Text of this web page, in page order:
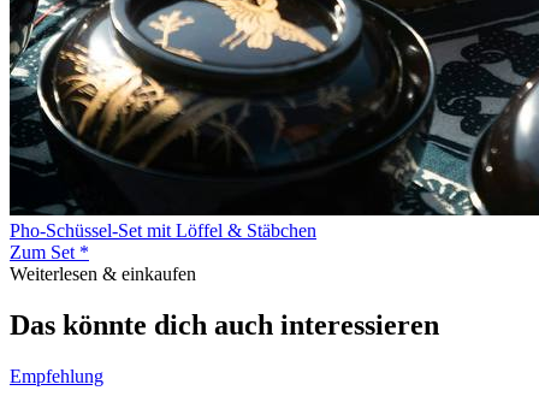
Pho-Schüssel-Set mit Löffel & Stäbchen
Zum Set *
Weiterlesen & einkaufen
Das könnte dich auch interessieren
Empfehlung